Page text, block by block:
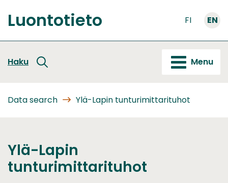
to
content
Front
Luontotieto FI EN
Haku Menu
Data search Ylä-Lapin tunturimittarituhot
Ylä-Lapin
tunturimittarituhot